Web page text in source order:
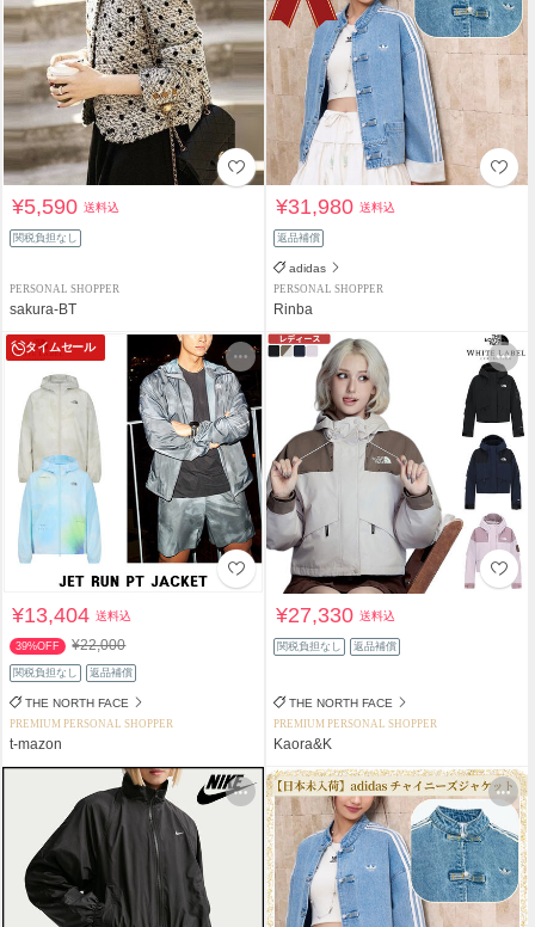
¥5,590送料込
関税負担なし
PERSONAL SHOPPER
sakura-BT
¥31,980送料込
返品補償
adidas
PERSONAL SHOPPER
Rinba
タイムセール
¥13,404送料込
39%OFF ¥22,000
関税負担なし 返品補償
THE NORTH FACE
PREMIUM PERSONAL SHOPPER
t-mazon
¥27,330送料込
関税負担なし 返品補償
THE NORTH FACE
PREMIUM PERSONAL SHOPPER
Kaora&K